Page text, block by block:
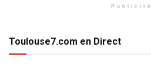
Publicité
Toulouse7.com en Direct